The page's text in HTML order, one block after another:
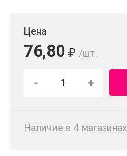
Цена
76,80 ₽ /шт.
- +
Наличие в 4 магазинах